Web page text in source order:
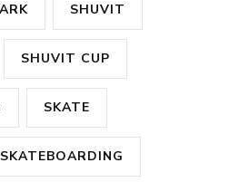
SHUVIT
SHUVIT CUP
SKATE
SKATEBOARDING